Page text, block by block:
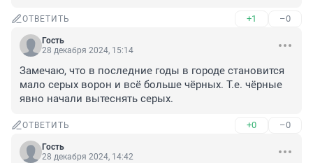
ОТВЕТИТЬ +1 –0
Гость
28 декабря 2024, 15:14
Замечаю, что в последние годы в городе становится
мало серых ворон и всё больше чёрных. Т.е. чёрные
явно начали вытеснять серых.
ОТВЕТИТЬ +0 –0
Гость
28 декабря 2024, 14:42